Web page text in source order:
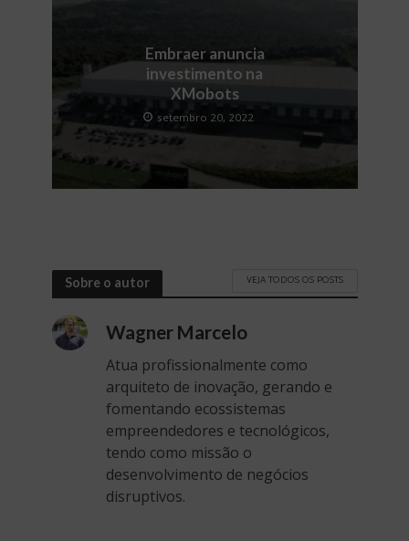
Embraer anuncia
investimento na
XMobots
setembro 20, 2022
Sobre o autor VEJA TODOS OS POSTS
Wagner Marcelo
Atua profissionalmente como
arquiteto de inovação, gerando e
fomentando ecossistemas
empreendedores e tecnológicos,
tendo como missão o
desenvolvimento de negócios
disruptivos.